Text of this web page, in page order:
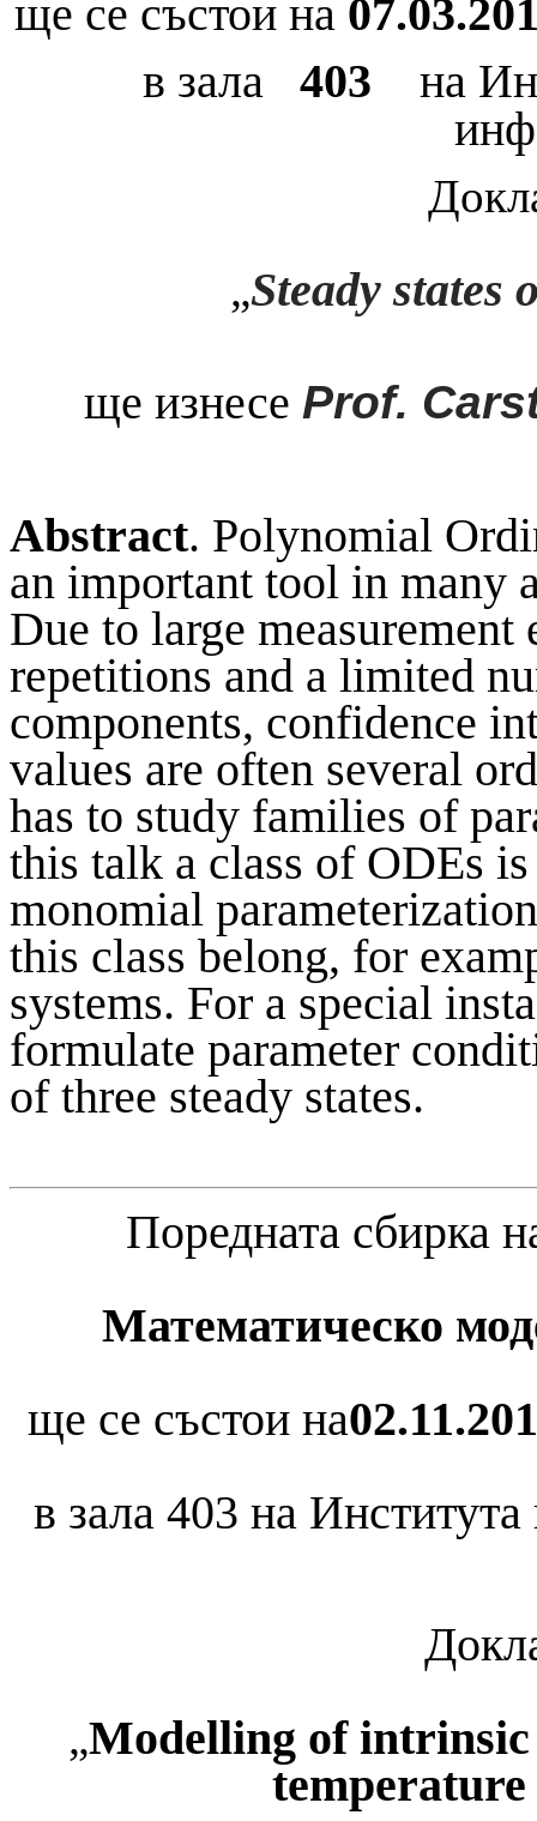
ще се състои на
в зала 403 на
„Steady states
ще изнесе Prof.
Abstract. Polynomial
an important tool in many
Due to large
repetitions and a limited
components, confidence
values are often several
has to study families of
this talk a class of ODEs
monomial
this class belong, for
systems. For a special
formulate parameter
of three steady states.
Поредната сбирка
Математическо
ще се състои на
в зала 403 на
„Modelling of intrinsic